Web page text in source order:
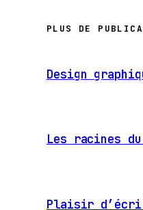
PLUS DE
Design
Les racines
Plaisir